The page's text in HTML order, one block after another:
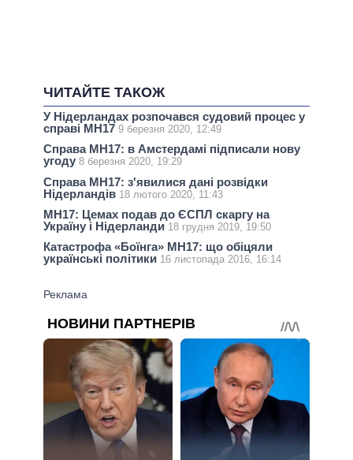
ЧИТАЙТЕ ТАКОЖ
У Нідерландах розпочався судовий процес у
справі МН17 9 березня 2020, 12:49
Справа МН17: в Амстердамі підписали нову
угоду 8 березня 2020, 19:29
Справа МН17: з'явилися дані розвідки
Нідерландів 18 лютого 2020, 11:43
МН17: Цемах подав до ЄСПЛ скаргу на
Україну і Нідерланди 18 грудня 2019, 19:50
Катастрофа «Боїнга» MH17: що обіцяли
українські політики 16 листопада 2016, 16:14